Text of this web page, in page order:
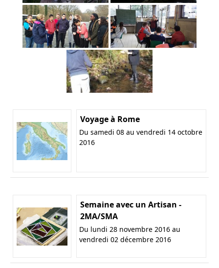
Voyage à Rome
Du samedi 08 au vendredi 14 octobre
2016
Semaine avec un Artisan -
2MA/SMA
Du lundi 28 novembre 2016 au
vendredi 02 décembre 2016